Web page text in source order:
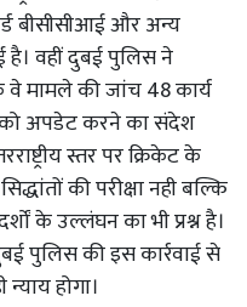
बीसीसीआई और अन्य
है। वहीं दुबई पुलिस ने
वे मामले की जांच 48 कार्य
को अपडेट करने का संदेश
स्तर पर क्रिकेट के
की परीक्षा नही बल्कि
के उल्लंघन का भी प्रश्न है।
पुलिस की इस कार्रवाई से
होगा।